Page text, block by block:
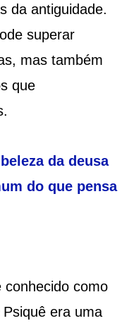
da antiguidade.
superar
mas também
que
da deusa
do que pensa
conhecido como
era uma